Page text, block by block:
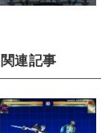
関連記事